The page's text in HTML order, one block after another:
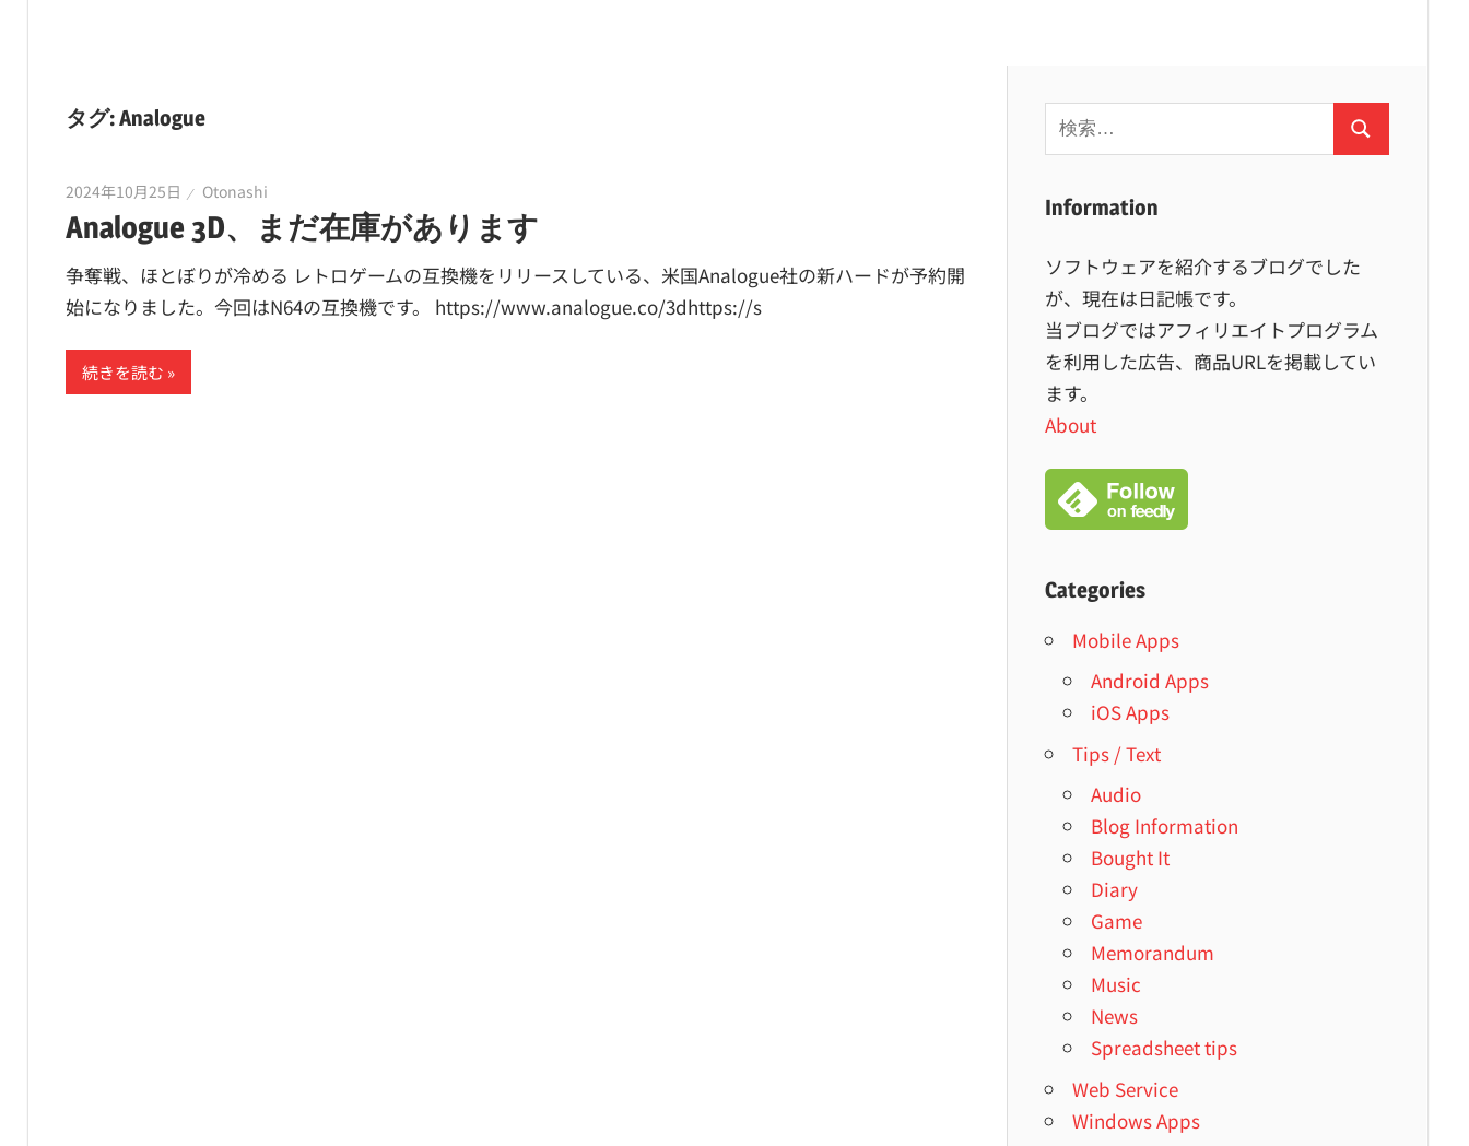
タグ:Analogue
2024年10月25日 Otonashi
Analogue 3D、まだ在庫があります
争奪戦、ほとぼりが冷める レトロゲームの互換機をリリースしている、米国Analogue社の新ハードが予約開
始になりました。今回はN64の互換機です。 https://www.analogue.co/3dhttps://s
続きを読む
検
索:
検
Information
ソフトウェアを紹介するブログでした
が、現在は日記帳です。
当ブログではアフィリエイトプログラム
を利用した広告、商品URLを掲載してい
ます。
About
Categories
Mobile Apps
Android Apps
iOS Apps
Tips / Text
Audio
Blog Information
Bought It
Diary
Game
Memorandum
Music
News
Spreadsheet tips
Web Service
Windows Apps